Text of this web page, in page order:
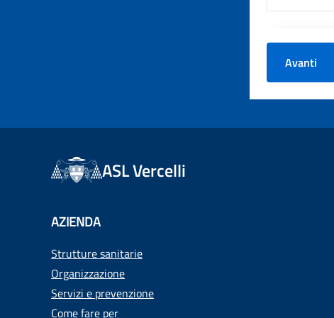
Avanti
ASL Vercelli
AZIENDA
Strutture sanitarie
Organizzazione
Servizi e prevenzione
Come fare per